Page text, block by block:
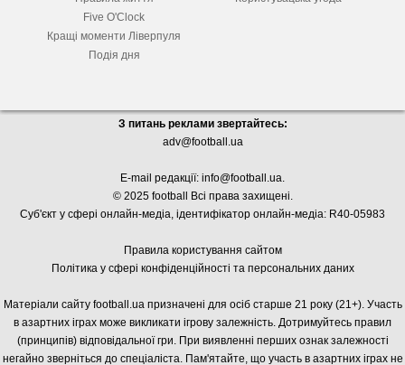
Five O'Clock
Кращі моменти Ліверпуля
Подія дня
З питань реклами звертайтесь:
adv@football.ua
E-mail редакції: info@football.ua.
© 2025 football Всі права захищені.
Суб'єкт у сфері онлайн-медіа, ідентифікатор онлайн-медіа: R40-05983
Правила користування сайтом
Політика у сфері конфіденційності та персональних даних
Матеріали сайту football.ua призначені для осіб старше 21 року (21+). Участь
в азартних іграх може викликати ігрову залежність. Дотримуйтесь правил
(принципів) відповідальної гри. При виявленні перших ознак залежності
негайно зверніться до спеціаліста. Пам'ятайте, що участь в азартних іграх не